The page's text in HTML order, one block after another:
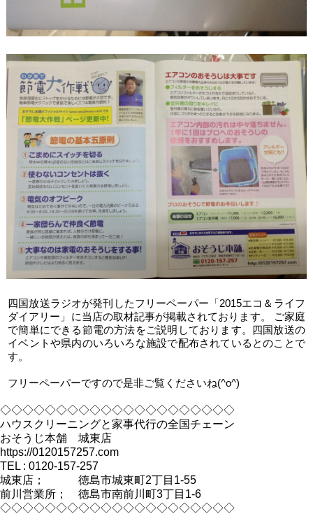
四国放送ラジオが発刊したフリーペーパー「2015エコ＆ライフ
ダイアリー」に当店の取材記事が掲載されております。 ご家庭
で簡単にできる節電の方法をご説明しております。四国放送の
イベントや県内のいろいろな施設で配布されているとのことで
す。
フリーペーパーですので是非ご覧くださいね(^o^)
◇◇◇◇◇◇◇◇◇◇◇◇◇◇◇◇◇◇◇◇◇
ハウスクリーニングと家事代行の全国チェーン
おそうじ本舗 城東店
https://0120157257.com
TEL : 0120-157-257
城東店； 徳島市城東町2丁目1-55
前川営業所； 徳島市南前川町3丁目1-6
◇◇◇◇◇◇◇◇◇◇◇◇◇◇◇◇◇◇◇◇◇